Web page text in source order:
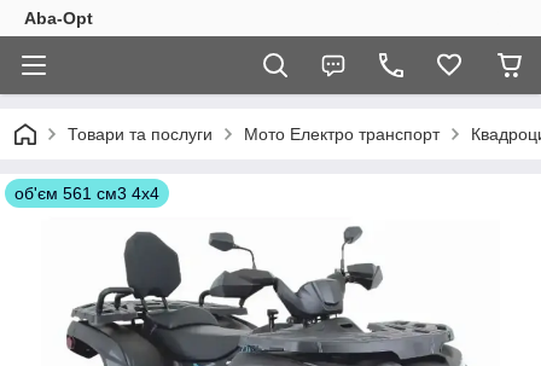
Aba-Opt
Товари та послуги Мото Електро транспорт
об'єм 561 см3 4х4